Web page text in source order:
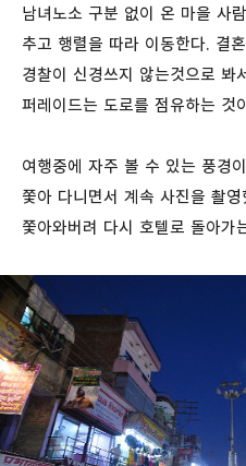
남녀노소 구분 없이 온 마을 사
추고 행렬을 따라 이동한다. 결
경찰이 신경쓰지 않는것으로 봐
퍼레이드는 도로를 점유하는 것
여행중에 자주 볼 수 있는 풍경
쫓아 다니면서 계속 사진을 촬
쫓아와버려 다시 호텔로 돌아가